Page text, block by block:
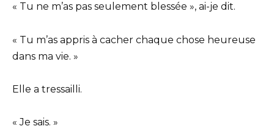
« Tu ne m’as pas seulement blessée », ai-je dit.
« Tu m’as appris à cacher chaque chose heureuse
dans ma vie. »
Elle a tressailli.
« Je sais. »